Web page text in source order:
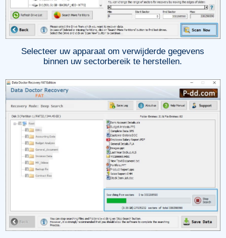
Selecteer uw apparaat om verwijderde gegevens
binnen uw sectorbereik te herstellen.